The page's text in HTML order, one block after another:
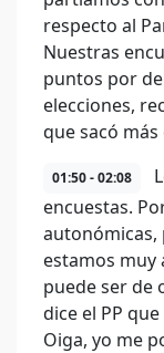
respecto al
Nuestras
puntos por
elecciones,
que sacó
01:50 - 02:08
encuestas.
autonómicas,
estamos muy
puede ser de
dice el PP
Oiga, yo me